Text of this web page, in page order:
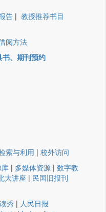
告 | 教授推荐书目
阅方法
书、期刊预约
索与利用 | 校外访问
| 多媒体资源 | 数字教
大讲座 | 民国旧报刊
读秀 | 人民日报